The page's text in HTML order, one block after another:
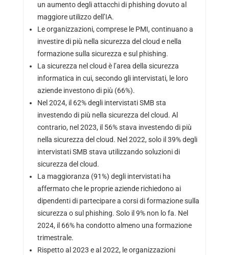
un aumento degli attacchi di phishing dovuto al
maggiore utilizzo dell’IA.
Le organizzazioni, comprese le PMI, continuano a
investire di più nella sicurezza del cloud e nella
formazione sulla sicurezza e sul phishing.
La sicurezza nel cloud è l’area della sicurezza
informatica in cui, secondo gli intervistati, le loro
aziende investono di più (66%).
Nel 2024, il 62% degli intervistati SMB sta
investendo di più nella sicurezza del cloud. Al
contrario, nel 2023, il 56% stava investendo di più
nella sicurezza del cloud. Nel 2022, solo il 39% degli
intervistati SMB stava utilizzando soluzioni di
sicurezza del cloud.
La maggioranza (91%) degli intervistati ha
affermato che le proprie aziende richiedono ai
dipendenti di partecipare a corsi di formazione sulla
sicurezza o sul phishing. Solo il 9% non lo fa. Nel
2024, il 66% ha condotto almeno una formazione
trimestrale.
Rispetto al 2023 e al 2022, le organizzazioni